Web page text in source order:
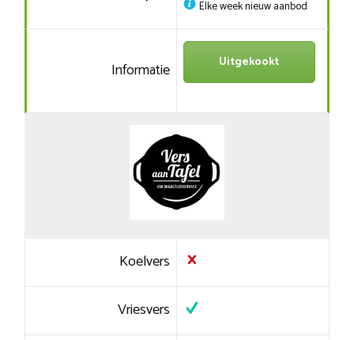
Elke week nieuw aanbod
Informatie Uitgekookt
Koelvers
Vriesvers